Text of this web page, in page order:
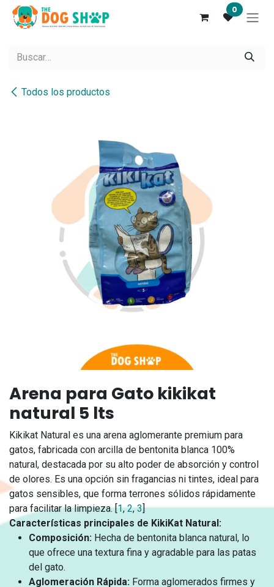
Ir al contenido 0
Todos los productos
Arena para Gato kikikat
natural 5 lts
Kikikat Natural es una arena aglomerante premium para
gatos, fabricada con arcilla de bentonita blanca 100%
natural, destacada por su alto poder de absorción y control
de olores. Es una opción sin fragancias ni tintes, ideal para
gatos sensibles, que forma terrones sólidos rápidamente
para facilitar la limpieza. [1,2,3]
Características principales de KikiKat Natural:
Composición: Hecha de bentonita blanca natural, lo
que ofrece una textura fina y agradable para las patas
del gato.
Aglomeración Rápida: Forma aglomerados firmes y